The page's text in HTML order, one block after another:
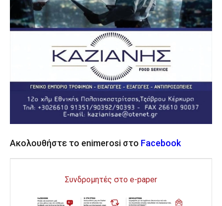
Ακολουθήστε το enimerosi στο Facebook
Συνδρομητές στο e-paper